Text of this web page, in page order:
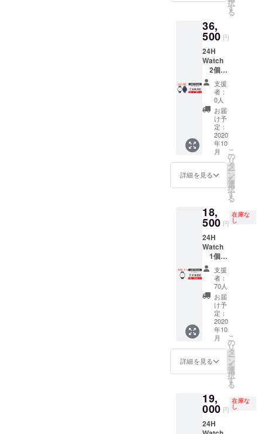
料込み
ルとベ
ルトを
お選び
下さい
択
す
る
36,
500 円
24H
Watch
2個
⼀般販
売予定
価格
￥48,00
↓↓↓↓↓
machi-
ya割
￥11,50
0割引
￥36,50
0 ※税込
み、送
※ダイヤ
ルとベ
ルトを
お選び
下さい
支援
者：
0人
お届
け予
定：
2020
年10
月
詳細を見る
こ
の
リ
タ
ー
ン
を
選
択
す
る
18,
500 円
在庫な
し
24H
Watch
1個
⼀般販
売予定
価格
￥24,00
↓↓↓↓↓
超早割
￥5,500
割引
￥18,50
0 ※税込
み、送
料込み
ルとベ
ルトを
お選び
下さい
支援
者：
70人
お届
け予
定：
2020
年10
月
詳細を見る
こ
の
リ
タ
ー
ン
を
選
択
す
る
19,
000 円
在庫な
し
24H